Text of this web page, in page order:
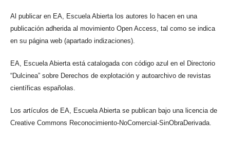
Al publicar en EA, Escuela Abierta los autores lo hacen en una
publicación adherida al movimiento Open Access, tal como se indica
en su página web (apartado indizaciones).
EA, Escuela Abierta está catalogada con código azul en el Directorio
“Dulcinea” sobre Derechos de explotación y autoarchivo de revistas
científicas españolas.
Los artículos de EA, Escuela Abierta se publican bajo una licencia de
Creative Commons Reconocimiento-NoComercial-SinObraDerivada.